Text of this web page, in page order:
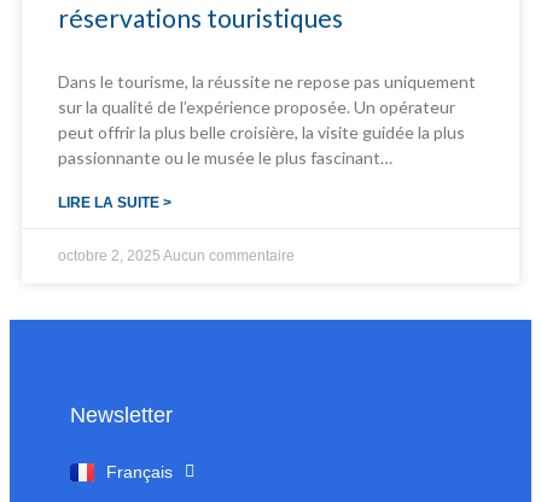
réservations touristiques
Dans le tourisme, la réussite ne repose pas uniquement
sur la qualité de l’expérience proposée. Un opérateur
peut offrir la plus belle croisière, la visite guidée la plus
passionnante ou le musée le plus fascinant…
LIRE LA SUITE >
octobre 2, 2025 Aucun commentaire
Newsletter
Français
English